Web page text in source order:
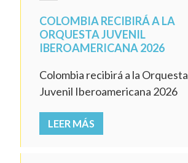
COLOMBIA RECIBIRÁ A LA
ORQUESTA JUVENIL
IBEROAMERICANA 2026
Colombia recibirá a la Orquesta
Juvenil Iberoamericana 2026
LEER MÁS